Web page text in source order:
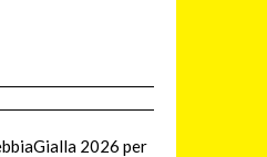
2026 per